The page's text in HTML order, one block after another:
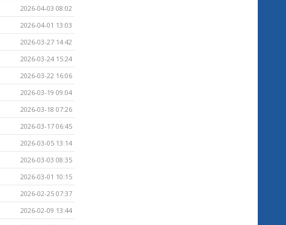
2026-04-03 08:02
2026-04-01 13:03
2026-03-27 14:42
2026-03-24 15:24
2026-03-22 16:06
2026-03-19 09:04
2026-03-18 07:26
2026-03-17 06:45
2026-03-05 13:14
2026-03-03 08:35
2026-03-01 10:15
2026-02-25 07:37
2026-02-09 13:44